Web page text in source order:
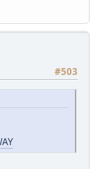
#503